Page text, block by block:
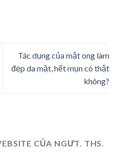
Tác dụng của mật ong làm
đẹp da mặt, hết mụn có thật
không?
CỦA NGƯT. THS.